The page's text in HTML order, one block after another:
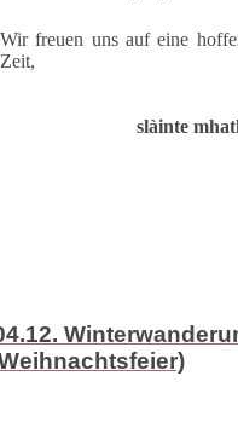
Wir freuen uns auf eine
Zeit,
slàinte